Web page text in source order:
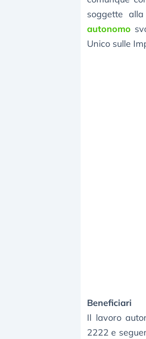
soggette
autonomo
Unico sulle
Beneficiari
Il lavoro
2222 e